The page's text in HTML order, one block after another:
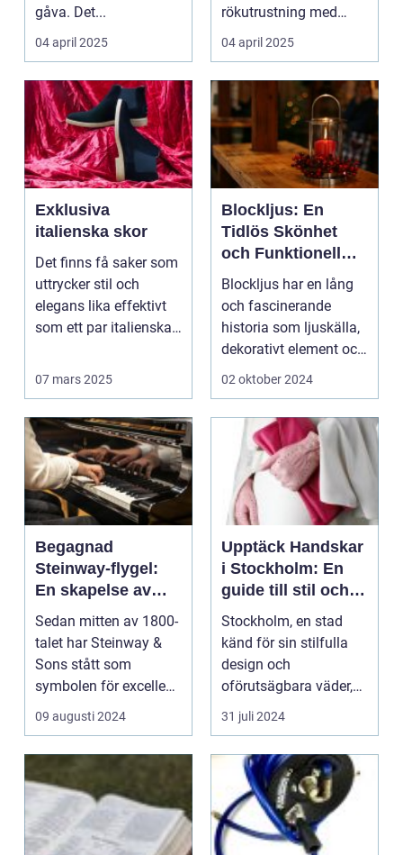
gåva. Det...
04 april 2025
rökutrustning med
djupa kulturella r&o...
04 april 2025
Exklusiva
italienska skor
Det finns få saker som
uttrycker stil och
elegans lika effektivt
som ett par italienska
07 mars 2025
Blockljus: En
Tidlös Skönhet
och Funktionell
Belysning
Blockljus har en lång
och fascinerande
historia som ljuskälla,
dekorativt element och
sym...
02 oktober 2024
Begagnad
Steinway-flygel:
En skapelse av
ljud och konst
Sedan mitten av 1800-
talet har Steinway &
Sons stått som
symbolen för excellens
inom ...
09 augusti 2024
Upptäck Handskar
i Stockholm: En
guide till stil och
skydd
Stockholm, en stad
känd för sin stilfulla
design och
oförutsägbara väder,
&...
31 juli 2024